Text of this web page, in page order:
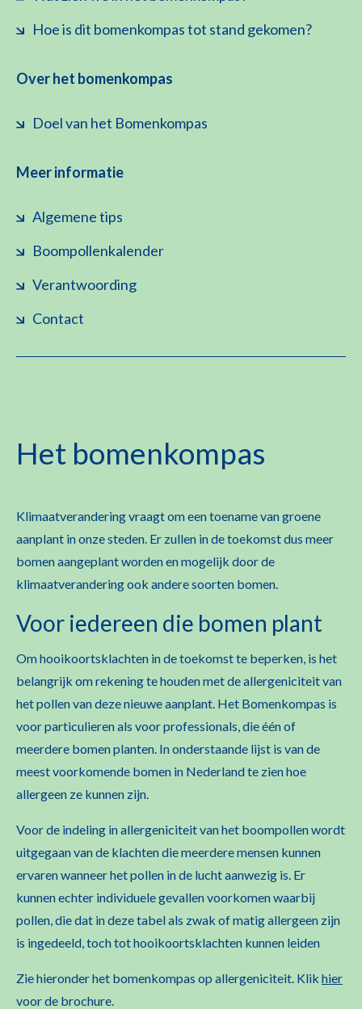
Hoe is dit bomenkompas tot stand gekomen?
Over het bomenkompas
Doel van het Bomenkompas
Meer informatie
Algemene tips
Boompollenkalender
Verantwoording
Contact
Het bomenkompas
Klimaatverandering vraagt om een toename van groene
aanplant in onze steden. Er zullen in de toekomst dus meer
bomen aangeplant worden en mogelijk door de
klimaatverandering ook andere soorten bomen.
Voor iedereen die bomen plant
Om hooikoortsklachten in de toekomst te beperken, is het
belangrijk om rekening te houden met de allergeniciteit van
het pollen van deze nieuwe aanplant. Het Bomenkompas is
voor particulieren als voor professionals, die één of
meerdere bomen planten. In onderstaande lijst is van de
meest voorkomende bomen in Nederland te zien hoe
allergeen ze kunnen zijn.
Voor de indeling in allergeniciteit van het boompollen wordt
uitgegaan van de klachten die meerdere mensen kunnen
ervaren wanneer het pollen in de lucht aanwezig is. Er
kunnen echter individuele gevallen voorkomen waarbij
pollen, die dat in deze tabel als zwak of matig allergeen zijn
is ingedeeld, toch tot hooikoortsklachten kunnen leiden
Zie hieronder het bomenkompas op allergeniciteit. Klik hier
voor de brochure.